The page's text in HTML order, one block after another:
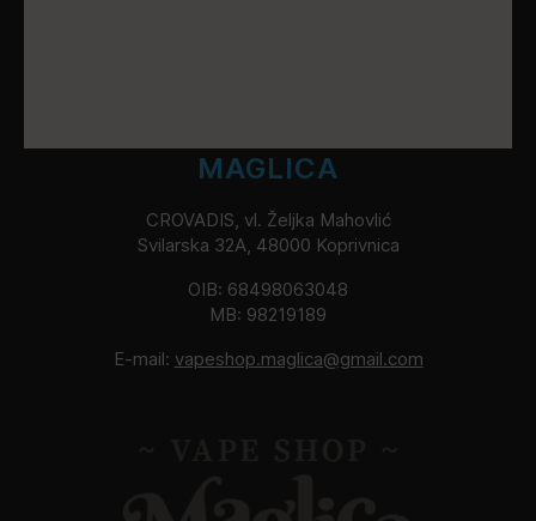
MAGLICA
CROVADIS, vl. Željka Mahovlić
Svilarska 32A, 48000 Koprivnica
OIB: 68498063048
MB: 98219189
E-mail: vapeshop.maglica@gmail.com